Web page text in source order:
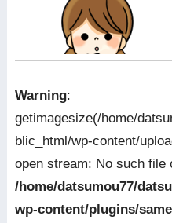
Warning:
getimagesize(/home/
blic_html/wp-content/
open stream: No such file
/home/datsumou77/
wp-content/plugins/